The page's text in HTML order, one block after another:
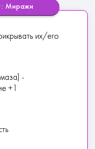
Миражи
их/его
-
+1